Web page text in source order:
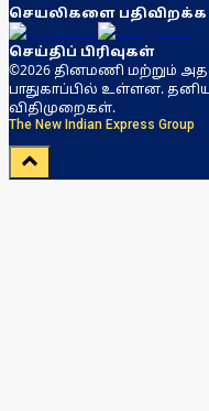
செயலிகளை பதிவிறக்க
செய்திப் பிரிவுகள்
©2026 தினமணி மற்றும்
பாதுகாப்பில் உள்ளன.
விதிமுறைகள்.
The New Indian Express Group